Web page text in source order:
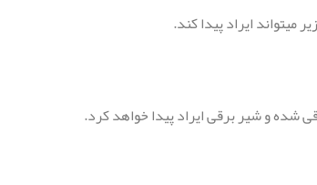
شده و شیر برقی ایراد پیدا خواهد کرد.